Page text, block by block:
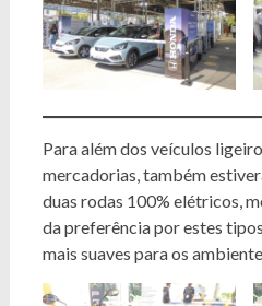
Para além dos veículos
mercadorias, também
duas rodas 100% elétricos,
da preferência por estes
mais suaves para os